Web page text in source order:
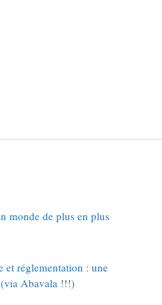
monde de plus en plus
et réglementation : une
Abavala !!!)